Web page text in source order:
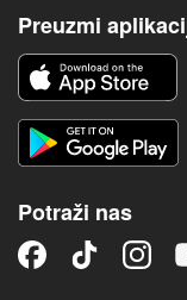
Preuzmi
Potraži nas